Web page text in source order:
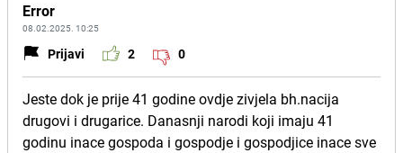
Error
08.02.2025. 10:25
Prijavi 2 0
Jeste dok je prije 41 godine ovdje zivjela bh.nacija
drugovi i drugarice. Danasnji narodi koji imaju 41
godinu inace gospoda i gospodje i gospodjice inace sve